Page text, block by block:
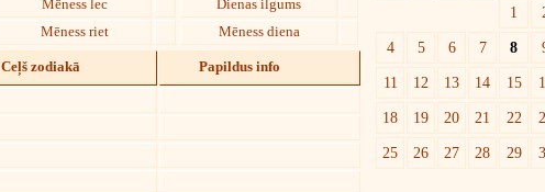
Mēness lec
Mēness riet
Dienas ilgums
Mēness diena
Ceļš zodiakā Papildus info
1
4
5 6 7 8
11
12 13 14 15
18
19 20 21 22
25
26 27 28 29